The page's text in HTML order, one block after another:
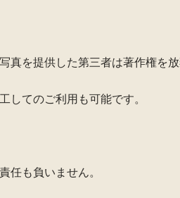
真を提供した第三者は著作権を
てのご利用も可能です。
も負いません。